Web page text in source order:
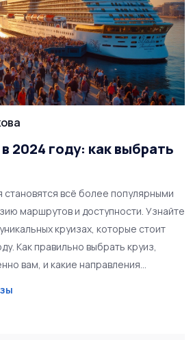
2024 году: как выбрать
становятся всё более популярными
маршрутов и доступности. Узнайте
круизах, которые стоит
Как правильно выбрать круиз,
вам, и какие направления
с выбором и расскажет о важнейших